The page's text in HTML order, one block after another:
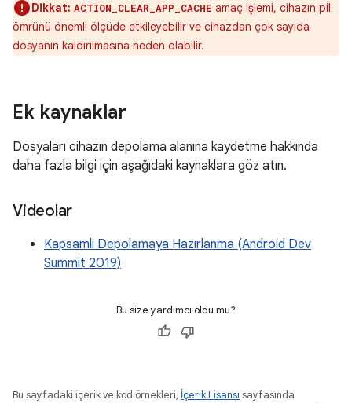
Dikkat: ACTION_CLEAR_APP_CACHE amaç işlemi, cihazın pil
ömrünü önemli ölçüde etkileyebilir ve cihazdan çok sayıda
dosyanın kaldırılmasına neden olabilir.
Ek kaynaklar
Dosyaları cihazın depolama alanına kaydetme hakkında
daha fazla bilgi için aşağıdaki kaynaklara göz atın.
Videolar
Kapsamlı Depolamaya Hazırlanma (Android Dev
Summit 2019)
Bu size yardımcı oldu mu?
Bu sayfadaki içerik ve kod örnekleri, İçerik Lisansı sayfasında